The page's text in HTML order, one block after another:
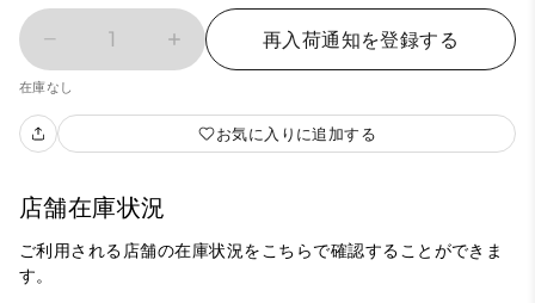
1 再入荷通知を登録する
在庫なし
お気に入りに追加する
店舗在庫状況
ご利用される店舗の在庫状況をこちらで確認することができま
す。